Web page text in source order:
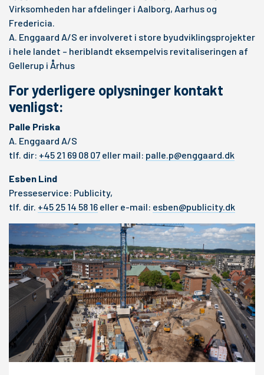
Virksomheden har afdelinger i Aalborg, Aarhus og
Fredericia.
A. Enggaard A/S er involveret i store byudviklingsprojekter
i hele landet – heriblandt eksempelvis revitaliseringen af
Gellerup i Århus
For yderligere oplysninger kontakt
venligst:
Palle Priska
A. Enggaard A/S
tlf. dir: +45 21 69 08 07 eller mail: palle.p@enggaard.dk
Esben Lind
Presseservice: Publicity,
tlf. dir. +45 25 14 58 16 eller e-mail: esben@publicity.dk